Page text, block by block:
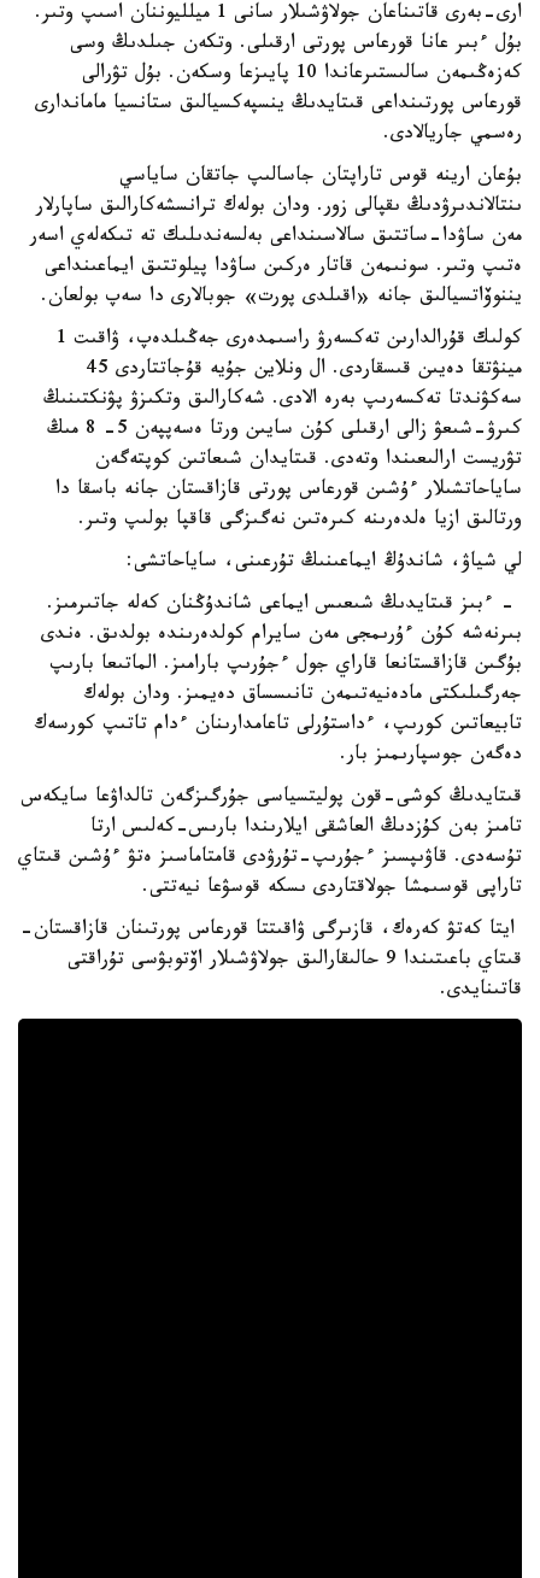
ارى-بەرى قاتىناعان جولاۋشىلار سانى 1 ميلليوننان اسىپ وتىر.
بۇل ءبىر عانا قورعاس پورتى ارقىلى. وتكەن جىلدىڭ وسى
كەزەڭىمەن سالىستىرعاندا 10 پايىزعا وسكەن. بۇل تۋرالى
قورعاس پورتىنداعى قىتايدىڭ ينسپەكسيالىق ستانسيا ماماندارى
رەسمي جاريالادى.
بۇعان ارينە قوس تاراپتان جاسالىپ جاتقان ساياسي
ىنتالاندىرۋدىڭ ىقپالى زور. ودان بولەك ترانسشەكارالىق ساپارلار
مەن ساۋدا-ساتتىق سالاسىنداعى بەلسەندىلىك تە تىكەلەي اسەر
ەتىپ وتىر. سونىمەن قاتار ەركىن ساۋدا پيلوتتىق ايماعىنداعى
يننوۆاتسيالىق جانە «اقىلدى پورت» جوبالارى دا سەپ بولعان.
كولىك قۇرالدارىن تەكسەرۋ راسىمدەرى جەڭىلدەپ، ۋاقىت 1
مينۋتقا دەيىن قىسقاردى. ال ونلاين جۇيە قۇجاتتاردى 45
سەكۋندتا تەكسەرىپ بەرە الادى. شەكارالىق وتكىزۋ پۋنكتىنىڭ
كىرۋ-شىعۋ زالى ارقىلى كۇن سايىن ورتا ەسەپپەن 5- 8 مىڭ
تۋريست ارالىعىندا وتەدى. قىتايدان شىعاتىن كوپتەگەن
ساياحاتشىلار ءۇشىن قورعاس پورتى قازاقستان جانە باسقا دا
ورتالىق ازيا ەلدەرىنە كىرەتىن نەگىزگى قاقپا بولىپ وتىر.
لي شياۋ، شاندۇڭ ايماعىنىڭ تۇرعىنى، ساياحاتشى:
- ءبىز قىتايدىڭ شىعىس ايماعى شاندۇڭنان كەلە جاتىرمىز.
بىرنەشە كۇن ءۇرىمجى مەن سايرام كولدەرىندە بولدىق. ەندى
بۇگىن قازاقستانعا قاراي جول ءجۇرىپ بارامىز. الماتىعا بارىپ
جەرگىلىكتى مادەنيەتىمەن تانىسساق دەيمىز. ودان بولەك
تابيعاتىن كورىپ، ءداستۇرلى تاعامدارىنان ءدام تاتىپ كورسەك
دەگەن جوسپارىمىز بار.
قىتايدىڭ كوشى-قون پوليتسياسى جۇرگىزگەن تالداۋعا سايكەس
تامىز بەن كۇزدىڭ العاشقى ايلارىندا بارىس-كەلىس ارتا
تۇسەدى. قاۋىپسىز ءجۇرىپ-تۇرۋدى قامتاماسىز ەتۋ ءۇشىن قىتاي
تاراپى قوسىمشا جولاقتاردى ىسكە قوسۋعا نيەتتى.
ايتا كەتۋ كەرەك، قازىرگى ۋاقىتتا قورعاس پورتىنان قازاقستان-
قىتاي باعىتىندا 9 حالىقارالىق جولاۋشىلار اۆتوبۋسى تۇراقتى
قاتىنايدى.